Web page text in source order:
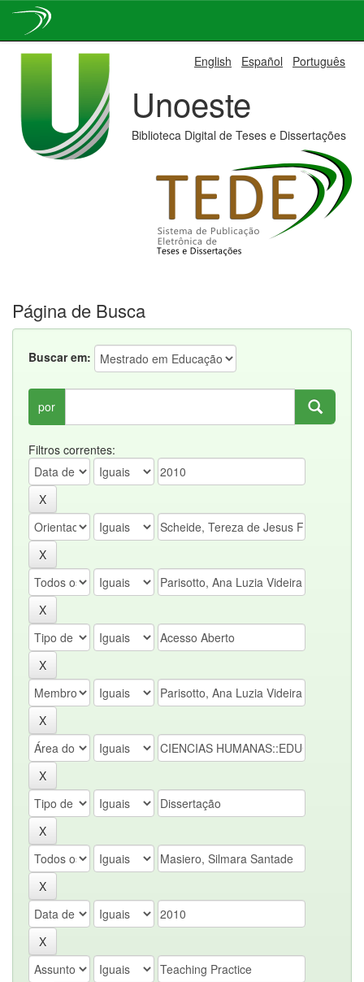
English Español Português
Unoeste
Biblioteca Digital de Teses e Dissertações
Página de Busca
Buscar em:
por
Filtros correntes: